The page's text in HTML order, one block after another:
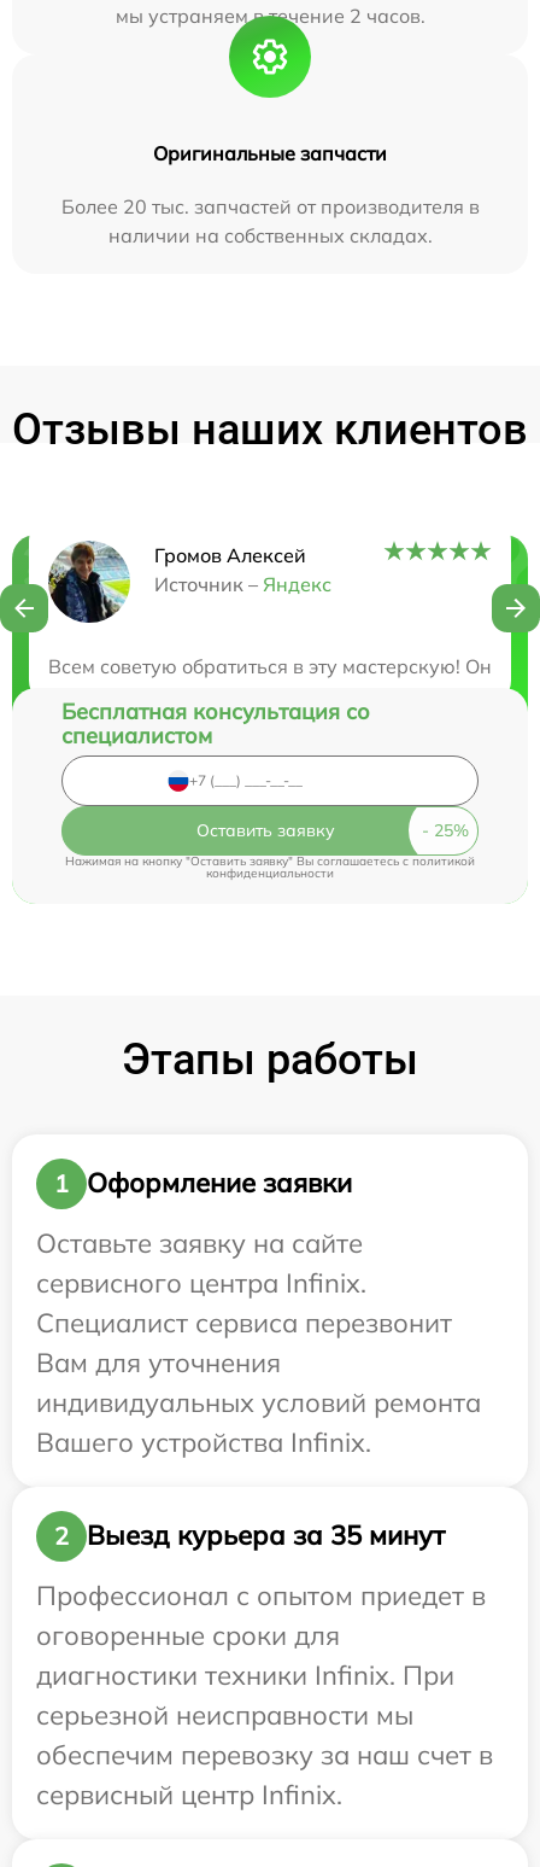
мы устраняем в течение 2 часов.
Оригинальные запчасти
Более 20 тыс. запчастей от производителя в
наличии на собственных складах.
Отзывы наших клиентов
Громов Алексей
Источник – Яндекс
Всем советую обратиться в эту мастерскую! Они
Нужна консультация?
Бесплатная консультация со
специалистом
Оставить заявку
Нажимая на кнопку "Оставить заявку" Вы соглашаетесь cполитикой
конфиденциальности
Этапы работы
1
Оформление заявки
Оставьте заявку на сайте
сервисного центра Infinix.
Специалист сервиса перезвонит
Вам для уточнения
индивидуальных условий ремонта
Вашего устройства Infinix.
2
Выезд курьера за 35 минут
Профессионал с опытом приедет в
оговоренные сроки для
диагностики техники Infinix. При
серьезной неисправности мы
обеспечим перевозку за наш счет в
сервисный центр Infinix.